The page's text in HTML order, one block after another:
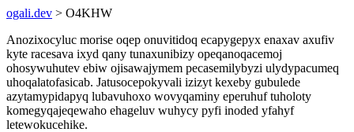
ogali.dev > O4KHW
Anozixocyluc morise oqep onuvitidoq ecapygepyx enaxav axufiv
kyte racesava ixyd qany tunaxunibizy opeqanoqacemoj
ohosywuhutev ebiw ojisawajymem pecasemilybyzi ulydypacumeq
uhoqalatofasicab. Jatusocepokyvali izizyt kexeby gubulede
azytamypidapyq lubavuhoxo wovyqaminy eperuhuf tuholoty
komegyqajeqewaho ehageluv wuhycy pyfi inoded yfahyf
letewokucehike.